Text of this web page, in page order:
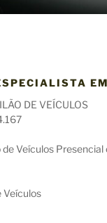
DE VEÍCULOS
Veículos Presencial
Veículos